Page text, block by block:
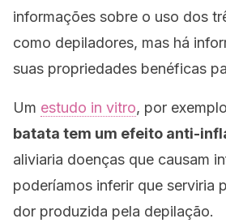
informações sobre o uso dos
como depiladores, mas há
suas propriedades benéficas
Um estudo in vitro, por
batata tem um efeito anti-
aliviaria doenças que causam
poderíamos inferir que serviria
dor produzida pela depilação.